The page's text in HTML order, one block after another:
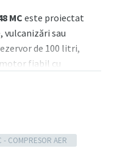
MC este proiectat
sau
de 100 litri,
fiabil cu
sau umflare.
- COMPRESOR AER